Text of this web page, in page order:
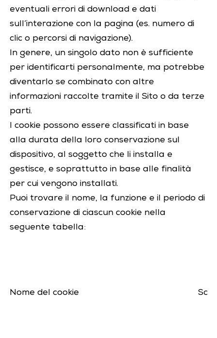
eventuali errori di download e dati
sull’interazione con la pagina (es. numero di
clic o percorsi di navigazione).
In genere, un singolo dato non è sufficiente
per identificarti personalmente, ma potrebbe
diventarlo se combinato con altre
informazioni raccolte tramite il Sito o da terze
parti.
I cookie possono essere classificati in base
alla durata della loro conservazione sul
dispositivo, al soggetto che li installa e
gestisce, e soprattutto in base alle finalità
per cui vengono installati.
Puoi trovare il nome, la funzione e il periodo di
conservazione di ciascun cookie nella
seguente tabella:
Nome del cookie